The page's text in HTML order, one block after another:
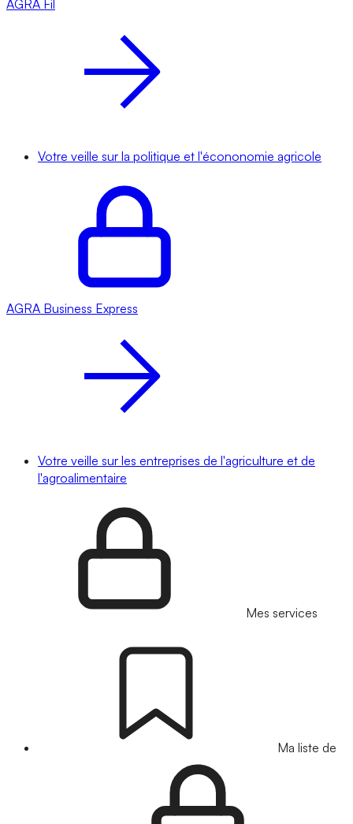
AGRA Fil
Votre veille sur la politique et l'écononomie agricole
AGRA Business Express
Votre veille sur les entreprises de l'agriculture et de
l'agroalimentaire
Mes services
Ma liste de